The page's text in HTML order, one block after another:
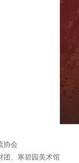
协会
团、寒碧园美术馆